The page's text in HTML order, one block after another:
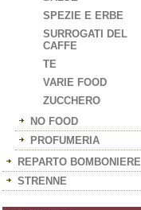
SPEZIE E ERBE
SURROGATI DEL
CAFFE
TE
VARIE FOOD
ZUCCHERO
NO FOOD
PROFUMERIA
REPARTO BOMBONIERE
STRENNE